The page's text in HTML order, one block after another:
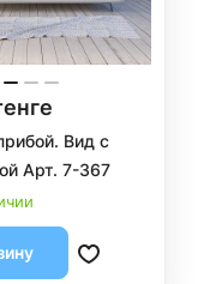
Вид с
Арт. 7-367